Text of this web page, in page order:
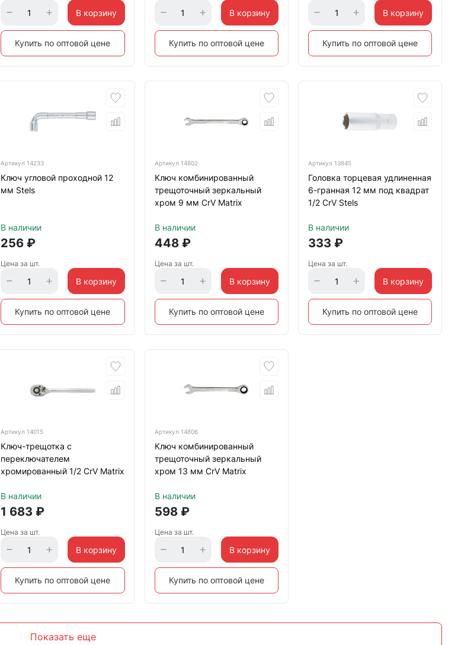
В корзину
Купить по оптовой цене
В корзину
Купить по оптовой цене
В корзину
Купить по оптовой цене
Артикул14233
Ключ угловой проходной 12
мм Stels
В наличии
256 ₽
Цена за шт.
В корзину
Купить по оптовой цене
Артикул 14802
Ключ комбинированный
трещоточный зеркальный
хром 9 мм CrV Matrix
В наличии
448₽
Цена за шт.
В корзину
Купить по оптовой цене
Артикул 13845
Головка торцевая удлиненная
6-гранная 12 мм под квадрат
1/2 CrV Stels
В наличии
333 ₽
Цена за шт.
В корзину
Купить по оптовой цене
Артикул14015
Ключ-трещотка с
переключателем
хромированный 1/2 CrV Matrix
В наличии
1 683 ₽
Цена за шт.
В корзину
Купить по оптовой цене
Артикул 14806
Ключ комбинированный
трещоточный зеркальный
хром 13 мм CrV Matrix
В наличии
598₽
Цена за шт.
В корзину
Купить по оптовой цене
Показать еще